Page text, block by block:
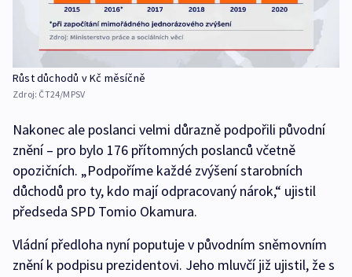
Růst důchodů v Kč měsíčně
Zdroj: ČT24/MPSV
Nakonec ale poslanci velmi důrazně podpořili původní
znění – pro bylo 176 přítomných poslanců včetně
opozičních. „Podpoříme každé zvýšení starobních
důchodů pro ty, kdo mají odpracovaný nárok,“ ujistil
předseda SPD Tomio Okamura.
Vládní předloha nyní poputuje v původním sněmovním
znění k podpisu prezidentovi. Jeho mluvčí již ujistil, že s